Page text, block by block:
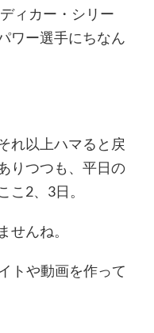
ィカー・シリー
ワー選手にちなん
れ以上ハマると戻
りつつも、平日の
こ2、3日。
せんね。
トや動画を作って